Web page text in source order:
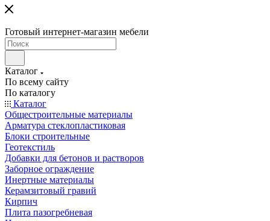
Готовый интернет-магазин мебели
Каталог
По всему сайту
По каталогу
Каталог
Общестроительные материалы
Арматура стеклопластиковая
Блоки строительные
Геотекстиль
Добавки для бетонов и растворов
Заборное ограждение
Инертные материалы
Керамзитовый гравий
Кирпич
Плита пазогребневая